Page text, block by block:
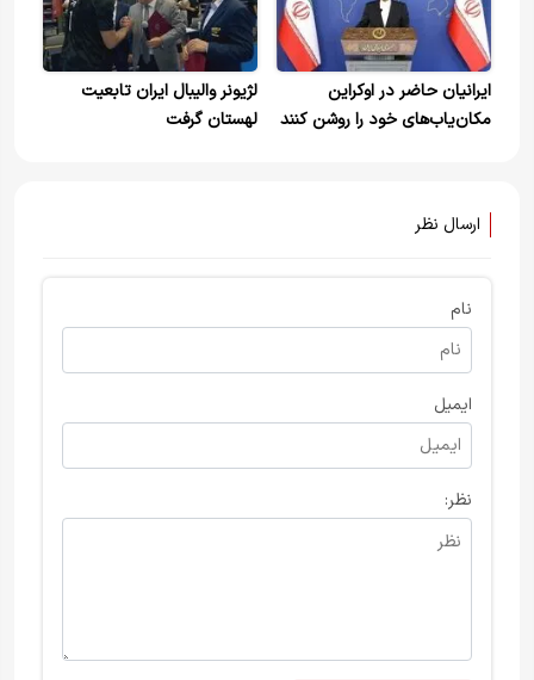
ایرانیان حاضر در اوکراین
مکان‌یاب‌های خود را روشن کنند
لژیونر والیبال ایران تابعیت
لهستان گرفت
ارسال نظر
نام
ایمیل
نظر: